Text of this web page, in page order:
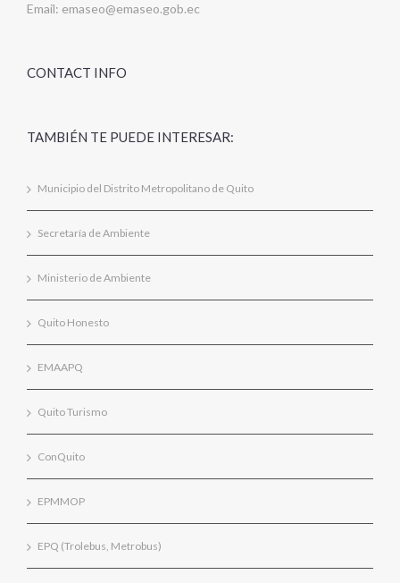
Email: emaseo@emaseo.gob.ec
CONTACT INFO
TAMBIÉN TE PUEDE INTERESAR:
Municipio del Distrito Metropolitano de Quito
Secretaría de Ambiente
Ministerio de Ambiente
Quito Honesto
EMAAPQ
Quito Turismo
ConQuito
EPMMOP
EPQ (Trolebus, Metrobus)